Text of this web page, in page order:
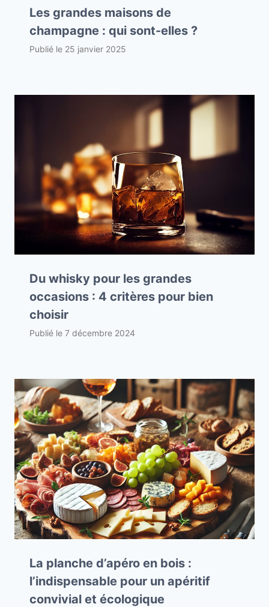
Les grandes maisons de
champagne : qui sont-elles ?
Publié le 25 janvier 2025
Du whisky pour les grandes
occasions : 4 critères pour bien
choisir
Publié le 7 décembre 2024
La planche d’apéro en bois :
l’indispensable pour un apéritif
convivial et écologique